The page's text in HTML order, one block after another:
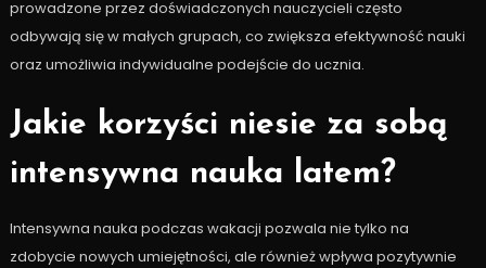
prowadzone przez doświadczonych nauczycieli często
odbywają się w małych grupach, co zwiększa efektywność nauki
oraz umożliwia indywidualne podejście do ucznia.
Jakie korzyści niesie za sobą
intensywna nauka latem?
Intensywna nauka podczas wakacji pozwala nie tylko na
zdobycie nowych umiejętności, ale również wpływa pozytywnie